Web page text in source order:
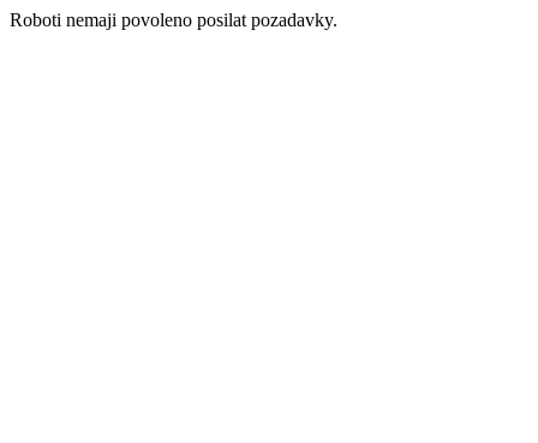
Roboti nemaji povoleno posilat pozadavky.